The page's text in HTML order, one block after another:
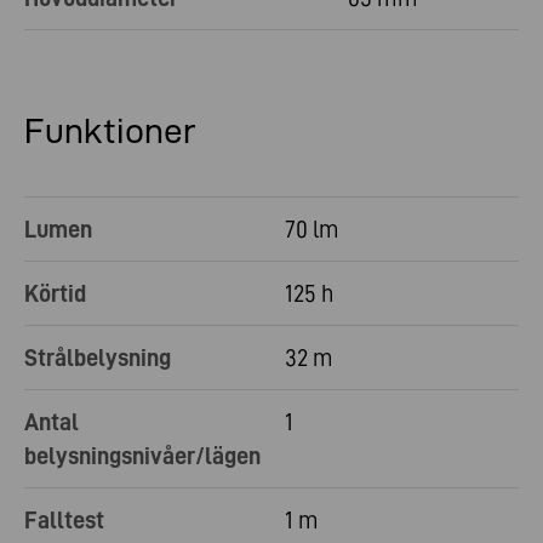
Funktioner
Lumen 70 lm
Körtid 125 h
Strålbelysning 32 m
Antal
belysningsnivåer/lägen
1
Falltest 1 m